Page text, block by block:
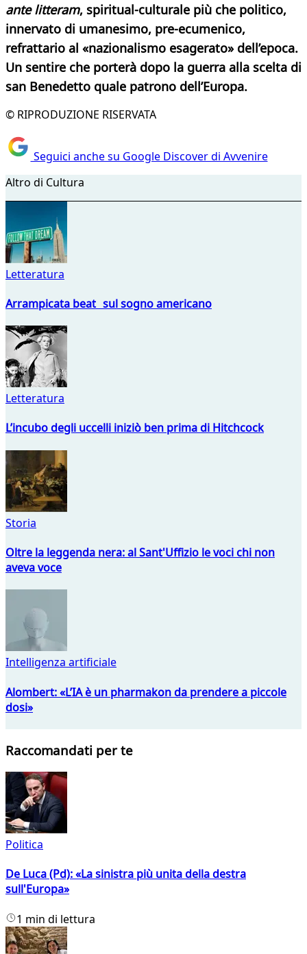
ante litteram, spiritual-culturale più che politico,
innervato di umanesimo, pre-ecumenico,
refrattario al «nazionalismo esagerato» dell’epoca.
Un sentire che porterà dopo la guerra alla scelta di
san Benedetto quale patrono dell’Europa.
© RIPRODUZIONE RISERVATA
Seguici anche su Google Discover di Avvenire
Altro di Cultura
Letteratura
Arrampicata beat sul sogno americano
Letteratura
L’incubo degli uccelli iniziò ben prima di Hitchcock
Storia
Oltre la leggenda nera: al Sant'Uffizio le voci chi non
aveva voce
Intelligenza artificiale
Alombert: «L’IA è un pharmakon da prendere a piccole
dosi»
Raccomandati per te
Politica
De Luca (Pd): «La sinistra più unita della destra
sull'Europa»
1 min di lettura